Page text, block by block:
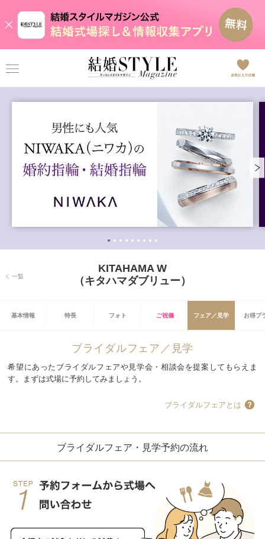
一覧
KITAHAMA W
（キタハマダブリュー）
基本情報 特長 フォト ご祝儀 フェア／見学 お得プ
ブライダルフェア／見学
希望にあったブライダルフェアや見学会・相談会を提案してもらえま
す。まずは式場に予約してみましょう。
ブライダルフェアとは
ブライダルフェア・見学予約の流れ